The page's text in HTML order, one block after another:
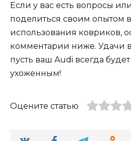
Если у вас есть вопросы
поделиться своим опытом
использования ковриков,
комментарии ниже. Удачи
пусть ваш Audi всегда
ухоженным!
Оцените статью